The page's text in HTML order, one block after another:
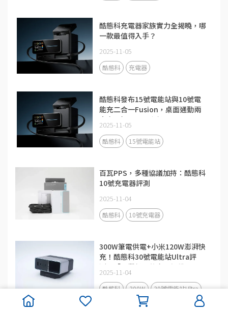
酷態科充電器家族實力全揭曉，哪
一款最值得入手？
2025-11-05
酷態科 充電器
酷態科發布15號電能站與10號電
能充二合一Fusion，桌面通勤兩
大充電場景全面升級
2025-11-05
酷態科 15號電能站
百瓦PPS，多種協議加持：酷態科
10號充電器評測
2025-11-04
酷態科 10號充電器
300W筆電供電+小米120W澎湃快
充！酷態科30號電能站Ultra評
測：「畢業級」的充電設備
2025-11-04
酷態科 300W 30號電能站Ultra